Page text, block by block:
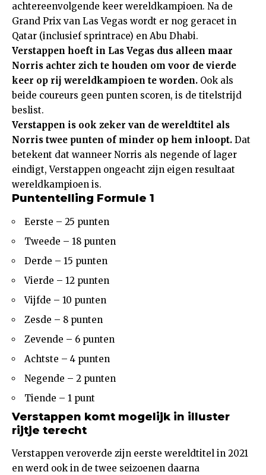
achtereenvolgende keer wereldkampioen. Na de
Grand Prix van Las Vegas wordt er nog geracet in
Qatar (inclusief sprintrace) en Abu Dhabi.
Verstappen hoeft in Las Vegas dus alleen maar
Norris achter zich te houden om voor de vierde
keer op rij wereldkampioen te worden. Ook als
beide coureurs geen punten scoren, is de titelstrijd
beslist.
Verstappen is ook zeker van de wereldtitel als
Norris twee punten of minder op hem inloopt. Dat
betekent dat wanneer Norris als negende of lager
eindigt, Verstappen ongeacht zijn eigen resultaat
wereldkampioen is.
Puntentelling Formule 1
Eerste – 25 punten
Tweede – 18 punten
Derde – 15 punten
Vierde – 12 punten
Vijfde – 10 punten
Zesde – 8 punten
Zevende – 6 punten
Achtste – 4 punten
Negende – 2 punten
Tiende – 1 punt
Verstappen komt mogelijk in illuster
rijtje terecht
Verstappen veroverde zijn eerste wereldtitel in 2021
en werd ook in de twee seizoenen daarna